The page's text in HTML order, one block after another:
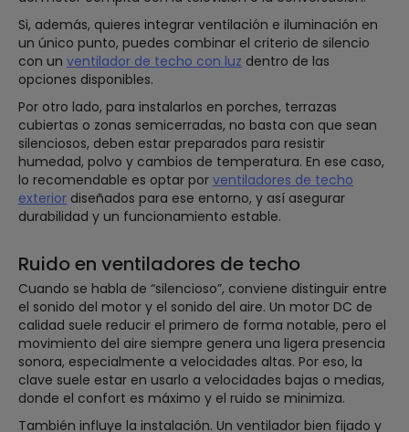
Si, además, quieres integrar ventilación e iluminación en
un único punto, puedes combinar el criterio de silencio
con un ventilador de techo con luz dentro de las
opciones disponibles.
Por otro lado, para instalarlos en porches, terrazas
cubiertas o zonas semicerradas, no basta con que sean
silenciosos, deben estar preparados para resistir
humedad, polvo y cambios de temperatura. En ese caso,
lo recomendable es optar por ventiladores de techo
exterior diseñados para ese entorno, y así asegurar
durabilidad y un funcionamiento estable.
Ruido en ventiladores de techo
Cuando se habla de “silencioso”, conviene distinguir entre
el sonido del motor y el sonido del aire. Un motor DC de
calidad suele reducir el primero de forma notable, pero el
movimiento del aire siempre genera una ligera presencia
sonora, especialmente a velocidades altas. Por eso, la
clave suele estar en usarlo a velocidades bajas o medias,
donde el confort es máximo y el ruido se minimiza.
También influye la instalación. Un ventilador bien fijado y